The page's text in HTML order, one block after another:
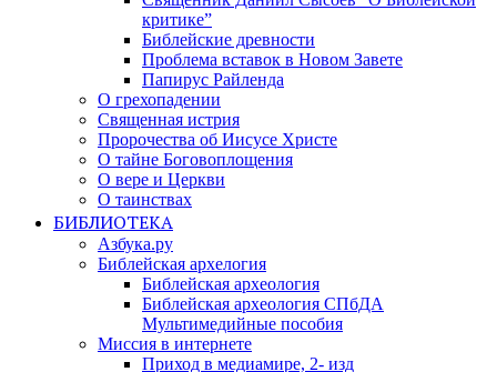
критике”
Библейские древности
Проблема вставок в Новом Завете
Папирус Райленда
О грехопадении
Священная истрия
Пророчества об Иисусе Христе
О тайне Боговоплощения
О вере и Церкви
О таинствах
БИБЛИОТЕКА
Азбука.ру
Библейская архелогия
Библейская археология
Библейская археология СПбДА
Мультимедийные пособия
Миссия в интернете
Приход в медиамире, 2- изд